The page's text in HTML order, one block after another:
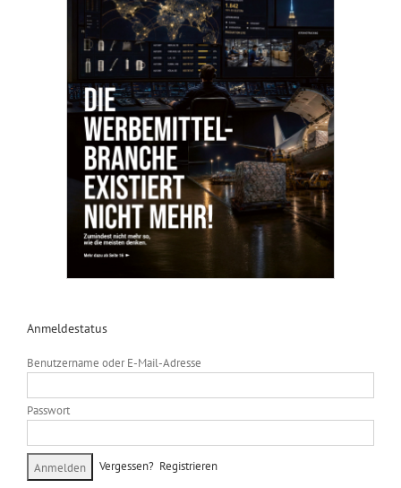
Anmeldestatus
Benutzername oder E-Mail-Adresse
Passwort
Vergessen? Registrieren